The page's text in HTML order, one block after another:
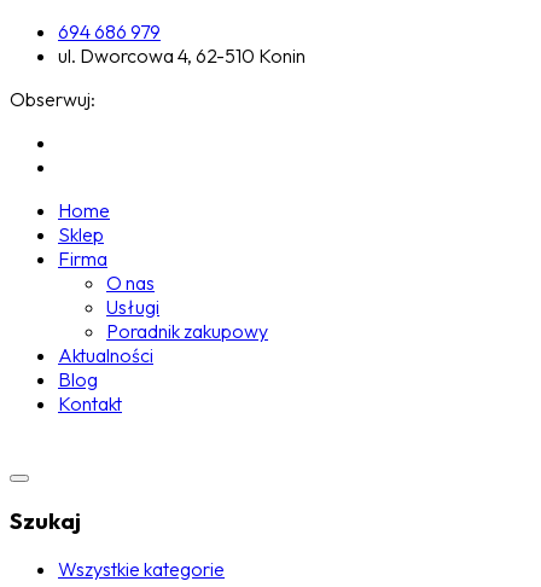
694 686 979
ul. Dworcowa 4, 62-510 Konin
Obserwuj:
Home
Sklep
Firma
O nas
Usługi
Poradnik zakupowy
Aktualności
Blog
Kontakt
Szukaj
Wszystkie kategorie